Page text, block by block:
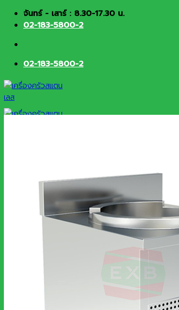
Skip จันทร์ - เสาร์ : 8.30-17.30 น.
02-183-5800-2
02-183-5800-2
About
Products